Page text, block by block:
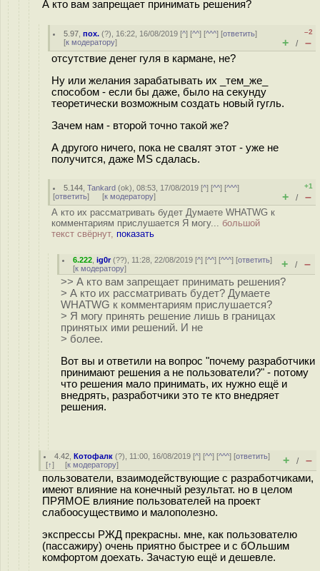
А кто вам запрещает принимать решения?
5.97 ,пох. (?), 16:22, 16/08/2019 [^] [^^] [^^^] [ответить]
[к модератору]
–2
+ / –
отсутствие денег гуля в кармане, не?
Ну или желания зарабатывать их _тем_же_
способом - если бы даже, было на секунду
теоретически возможным создать новый гугль.
Зачем нам - второй точно такой же?
А другого ничего, пока не свалят этот - уже не
получится, даже MS сдалась.
5.144 ,Tankard (ok), 08:53, 17/08/2019 [^] [^^] [^^^]
[ответить] [к модератору]
+1
+ / –
А кто их рассматривать будет Думаете WHATWG к
комментариям прислушается Я могу... большой
текст свёрнут, показать
6.222 ,ig0r(??), 11:28, 22/08/2019 [^] [^^] [^^^] [ответить]
[к модератору] + / –
>> А кто вам запрещает принимать решения?
> А кто их рассматривать будет? Думаете
WHATWG к комментариям прислушается?
> Я могу принять решение лишь в границах
принятых ими решений. И не
> более.
Вот вы и ответили на вопрос "почему разработчики
принимают решения а не пользователи?" - потому
что решения мало принимать, их нужно ещё и
внедрять, разработчики это те кто внедряет
решения.
4.42 ,Котофалк (?), 11:00, 16/08/2019 [^] [^^] [^^^] [ответить]
[↑] [к модератору] + / –
пользователи, взаимодействующие с разработчиками,
имеют влияние на конечный результат. но в целом
ПРЯМОЕ влияние пользователей на проект
слабоосуществимо и малополезно.
экспрессы РЖД прекрасны. мне, как пользователю
(пассажиру) очень приятно быстрее и с бОльшим
комфортом доехать. Зачастую ещё и дешевле.